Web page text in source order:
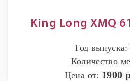
King Long XMQ
Год
Количество
Цена от: 1900